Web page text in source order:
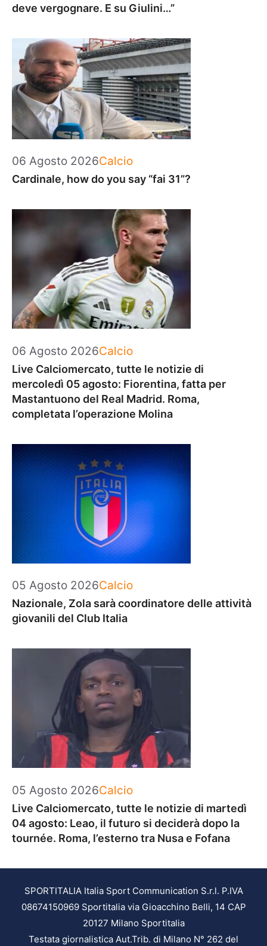
deve vergognare. E su Giulini…”
06 Agosto 2026Categorie
Calcio
Cardinale, how do you say “fai 31”?
06 Agosto 2026Categorie
Calcio
Live Calciomercato, tutte le notizie di
mercoledì 05 agosto: Fiorentina, fatta per
Mastantuono del Real Madrid. Roma,
completata l’operazione Molina
05 Agosto 2026Categorie
Calcio
Nazionale, Zola sarà coordinatore delle attività
giovanili del Club Italia
05 Agosto 2026Categorie
Calcio
Live Calciomercato, tutte le notizie di martedì
04 agosto: Leao, il futuro si deciderà dopo la
tournée. Roma, l’esterno tra Nusa e Fofana
SPORTITALIA Italia Sport Communication S.r.l. P.IVA
08674150969 Sportitalia via Gioacchino Belli, 14 CAP
20127 Milano Sportitalia
Testata giornalistica Aut.Trib. di Milano N° 262 del